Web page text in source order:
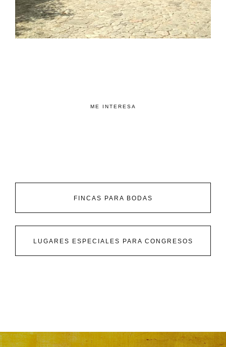
ME INTERESA
FINCAS PARA BODAS
LUGARES ESPECIALES PARA CONGRESOS